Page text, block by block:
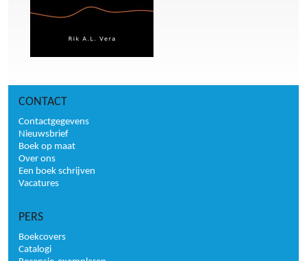
CONTACT
Contactgegevens
Nieuwsbrief
Boek op maat
Over ons
Een boek schrijven
Vacatures
PERS
Boekcovers
Catalogi